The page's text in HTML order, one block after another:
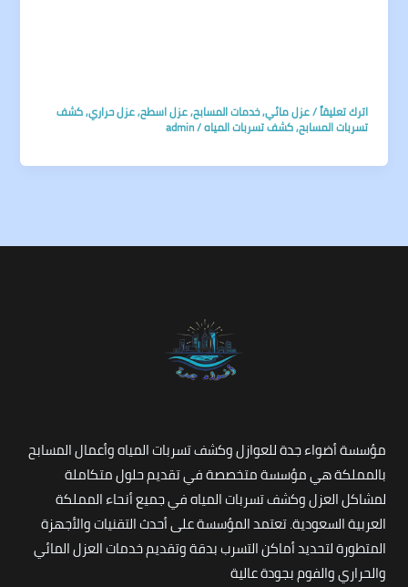
اترك تعليقاً/عزل مائي,خدمات المسابح,عزل اسطح,عزل حراري,كشف
تسربات المسابح,كشف تسربات المياه/
admin
مؤسسة أضواء جدة للعوازل وكشف تسربات المياه وأعمال المسابح
بالمملكة هي مؤسسة متخصصة في تقديم حلول متكاملة
لمشاكل العزل وكشف تسربات المياه في جميع أنحاء المملكة
العربية السعودية. تعتمد المؤسسة على أحدث التقنيات والأجهزة
المتطورة لتحديد أماكن التسرب بدقة وتقديم خدمات العزل المائي
والحراري والفوم بجودة عالية